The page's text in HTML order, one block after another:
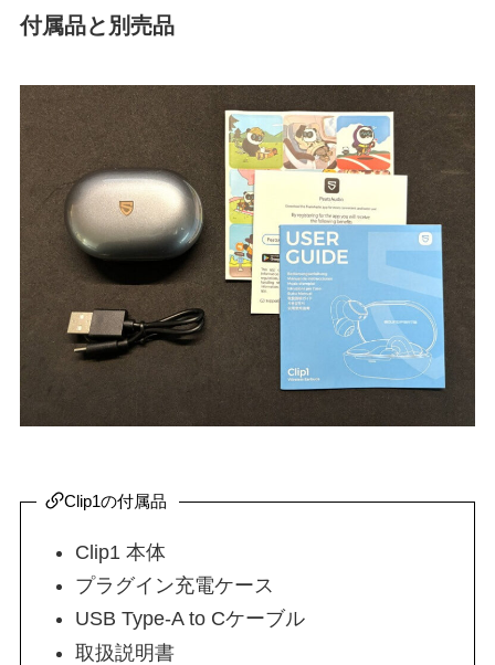
付属品と別売品
Clip1の付属品
Clip1 本体
プラグイン充電ケース
USB Type-A to Cケーブル
取扱説明書